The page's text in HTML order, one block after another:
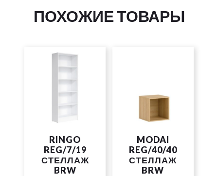
ПОХОЖИЕ ТОВАРЫ
RINGO
REG/7/19
СТЕЛЛАЖ
BRW
MODAI
REG/40/40
СТЕЛЛАЖ
BRW